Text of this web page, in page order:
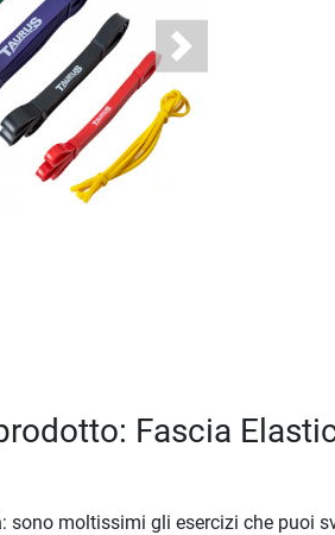
Next
Fascia
: sono moltissimi gli esercizi che puoi